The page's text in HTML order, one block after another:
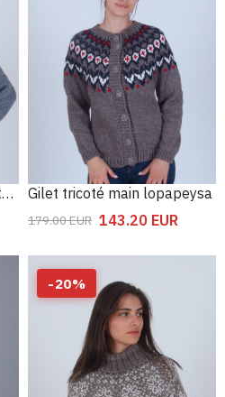
Pull d’hiver nordique tricoté main Gilet tricoté main lopapeysa
179.00EUR 143.20 EUR
-20%